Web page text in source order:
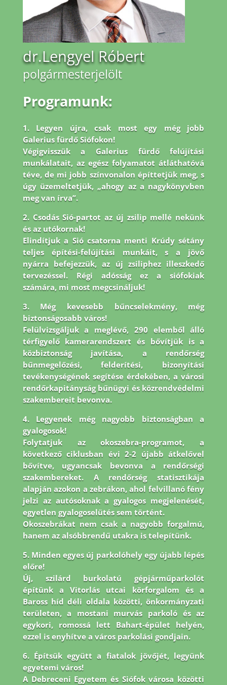
dr.Lengyel Róbert
polgármesterjelölt
Programunk:
1. Legyen újra, csak most egy még jobb
Galerius fürdő Siófokon!
Végigvisszük a Galerius fürdő felújítási
munkálatait, az egész folyamatot átláthatóvá
téve, de mi jobb színvonalon építtetjük meg, s
úgy üzemeltetjük, „ahogy az a nagykönyvben
meg van írva”.
2. Csodás Sió-partot az új zsilip mellé nekünk
és az utókornak!
Elindítjuk a Sió csatorna menti Krúdy sétány
teljes építési-felújítási munkáit, s a jövő
nyárra befejezzük, az új zsiliphez illeszkedő
tervezéssel. Régi adósság ez a siófokiak
számára, mi most megcsináljuk!
3. Még kevesebb bűncselekmény, még
biztonságosabb város!
Felülvizsgáljuk a meglévő, 290 elemből álló
térfigyelő kamerarendszert és bővítjük is a
közbiztonság javítása, a rendőrség
bűnmegelőzési, felderítési, bizonyítási
tevékenységének segítése érdekében, a városi
rendőrkapitányság bűnügyi és közrendvédelmi
szakembereit bevonva.
4. Legyenek még nagyobb biztonságban a
gyalogosok!
Folytatjuk az okoszebra-programot, a
következő ciklusban évi 2-2 újabb átkelővel
bővítve, ugyancsak bevonva a rendőrségi
szakembereket. A rendőrség statisztikája
alapján azokon a zebrákon, ahol felvillanó fény
jelzi az autósoknak a gyalogos megjelenését,
egyetlen gyalogoselütés sem történt.
Okoszebrákat nem csak a nagyobb forgalmú,
hanem az alsóbbrendű utakra is telepítünk.
5. Minden egyes új parkolóhely egy újabb lépés
előre!
Új, szilárd burkolatú gépjárműparkolót
építünk a Vitorlás utcai körforgalom és a
Baross híd déli oldala közötti, önkormányzati
területen, a mostani murvás parkoló és az
egykori, romossá lett Bahart-épület helyén,
ezzel is enyhítve a város parkolási gondjain.
6. Építsük együtt a fiatalok jövőjét, legyünk
egyetemi város!
A Debreceni Egyetem és Siófok városa közötti